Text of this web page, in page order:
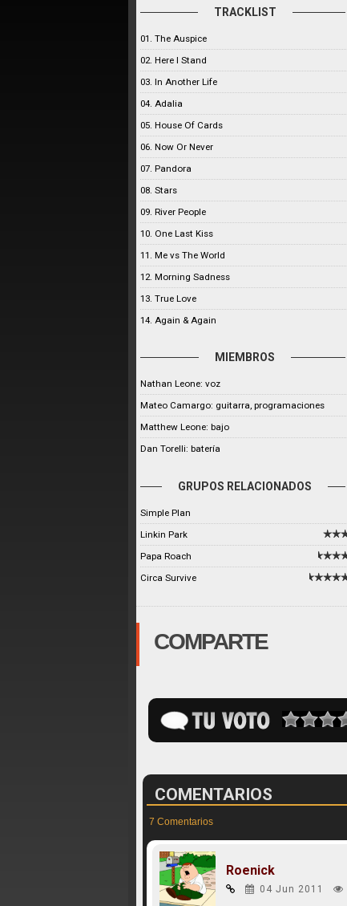
TRACKLIST
01. The Auspice
02. Here I Stand
03. In Another Life
04. Adalia
05. House Of Cards
06. Now Or Never
07. Pandora
08. Stars
09. River People
10. One Last Kiss
11. Me vs The World
12. Morning Sadness
13. True Love
14. Again & Again
MIEMBROS
Nathan Leone: voz
Mateo Camargo: guitarra, programaciones
Matthew Leone: bajo
Dan Torelli: batería
GRUPOS RELACIONADOS
Simple Plan
Linkin Park
Papa Roach
Circa Survive
COMPARTE
COMENTARIOS
7 Comentarios
Roenick
04 Jun 2011